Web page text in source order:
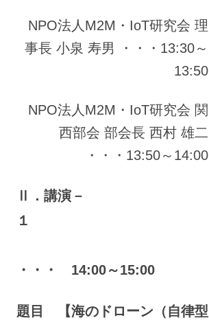
NPO法人M2M・IoT研究会 理
事長 小泉 寿男 ・・・13:30～
13:50
NPO法人M2M・IoT研究会 関
西部会 部会長 西村 雄二
・・・13:50～14:00
Ⅱ．講演－
１
・・・ 14:00～15:00
題目 【海のドローン（自律型